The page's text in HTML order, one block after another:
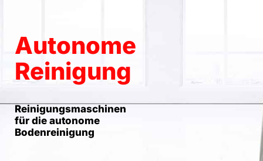
Autonome
Reinigung
Reinigungsmaschinen
für die autonome
Bodenreinigung